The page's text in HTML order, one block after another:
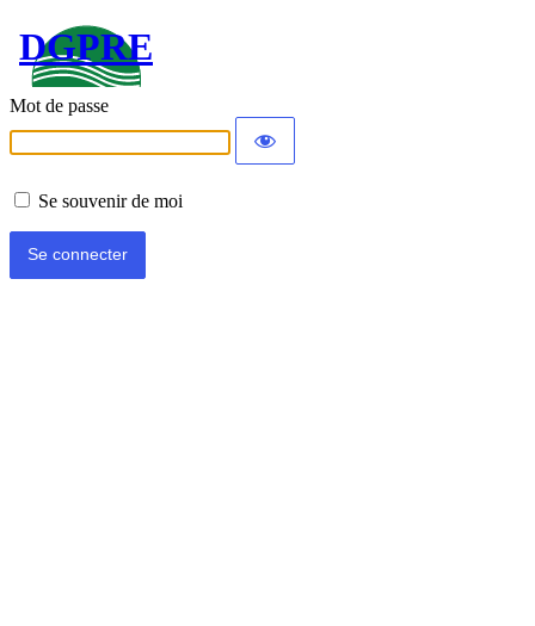
DGPRE
Mot de passe
Se souvenir de moi